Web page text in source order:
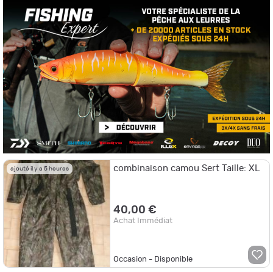
ajouté il y a 5 heures combinaison camou Sert Taille: XL
40,00 €
Achat Immédiat
Occasion - Disponible